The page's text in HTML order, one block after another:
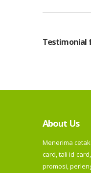
Testimonial
About Us
Menerima
card, tali id-
promosi,